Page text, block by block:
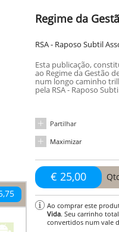
Regime da
RSA - Raposo Subtil
Esta publicação,
ao Regime da Gestão
num longo caminho
pela RSA - Raposo
Partilhar
Maximizar
€ 25,00
Ao comprar este
Vida. Seu carrinho
convertidos num vale